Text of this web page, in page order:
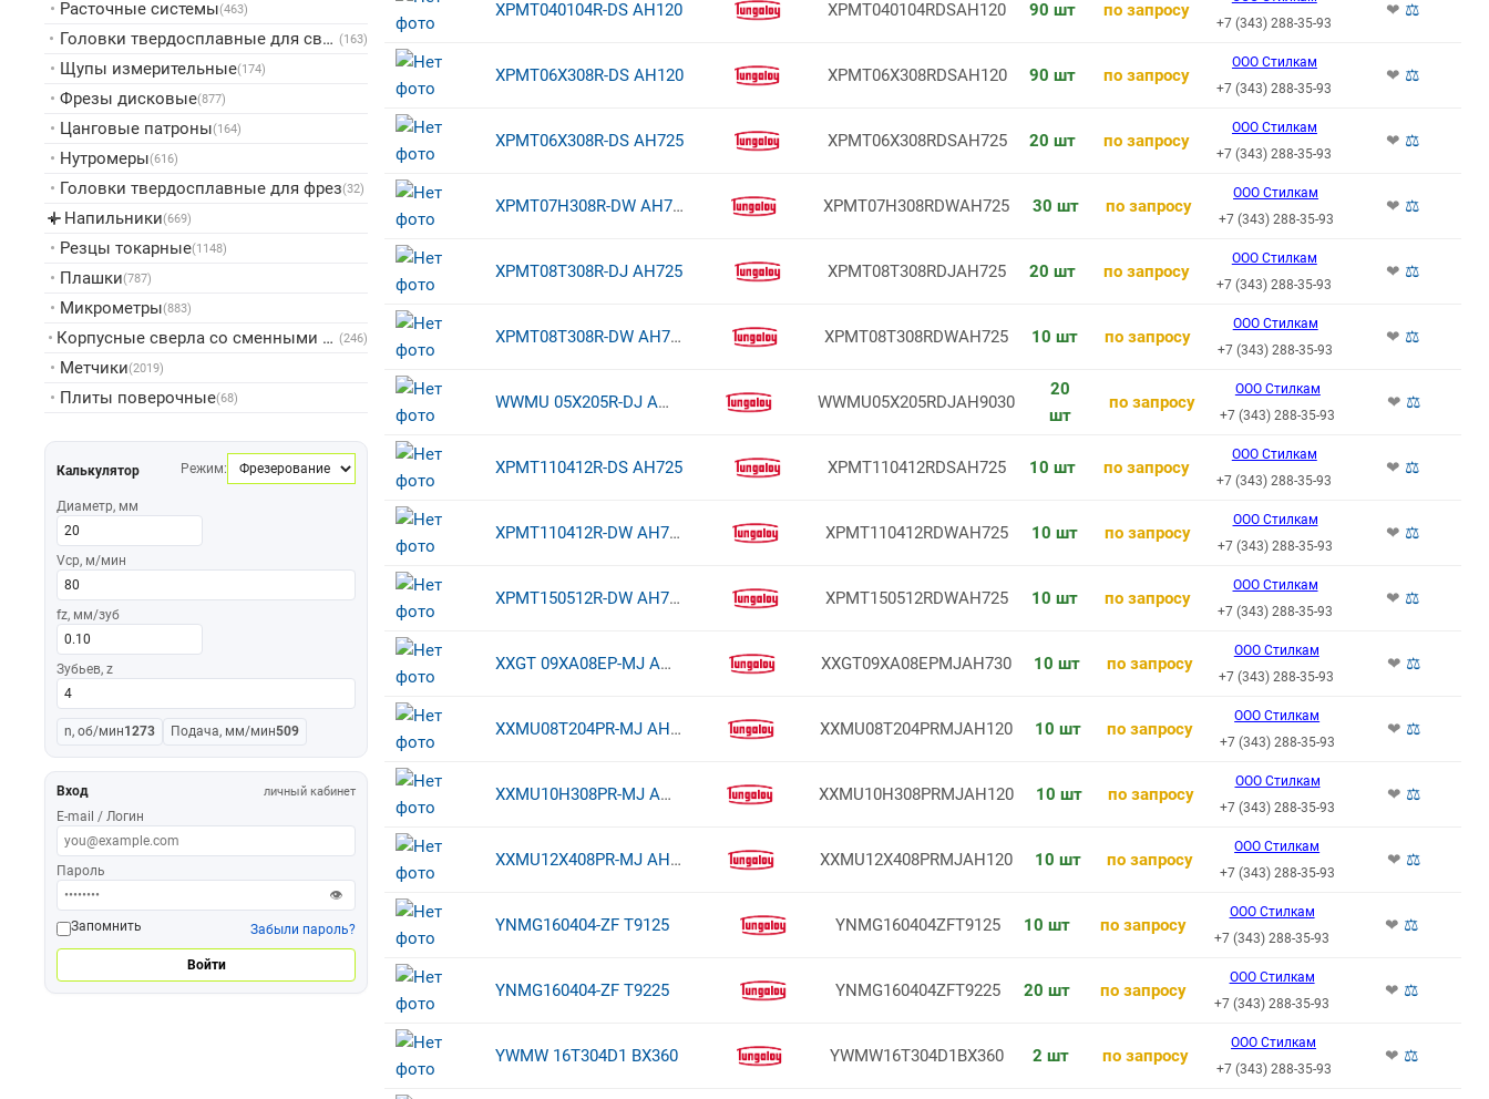
• Расточные системы(463)
• Головки твердосплавные для сверл (163)
• Щупы измерительные(174)
• Фрезы дисковые(877)
• Цанговые патроны(164)
• Нутромеры(616)
• Головки твердосплавные для фрез(32)
▸ Напильники(669)
• Резцы токарные(1148)
• Плашки(787)
• Микрометры(883)
• Корпусные сверла со сменными пластинами (246)
• Метчики(2019)
• Плиты поверочные(68)
Калькулятор Режим:
Диаметр, мм
Vср, м/мин
fz, мм/зуб
Зубьев, z
n, об/мин1273 Подача, мм/мин509
Вход личный кабинет
E-mail / Логин
Пароль
👁
Запомнить
Забыли пароль?
Войти
XPMT040104R-DS AH120 XPMT040104RDSAH120 90 шт по запросу
+7 (343) 288-35-93
❤ ⚖
XPMT06X308R-DS AH120 XPMT06X308RDSAH120 90 шт по запросу
ООО Стилкам
+7 (343) 288-35-93
❤ ⚖
XPMT06X308R-DS AH725 XPMT06X308RDSAH725 20 шт по запросу
ООО Стилкам
+7 (343) 288-35-93
❤ ⚖
XPMT07H308R-DW AH725 XPMT07H308RDWAH725 30 шт по запросу
ООО Стилкам
+7 (343) 288-35-93
❤ ⚖
XPMT08T308R-DJ AH725 XPMT08T308RDJAH725 20 шт по запросу
ООО Стилкам
+7 (343) 288-35-93
❤ ⚖
XPMT08T308R-DW AH725 XPMT08T308RDWAH725 10 шт по запросу
ООО Стилкам
+7 (343) 288-35-93
❤ ⚖
WWMU 05X205R-DJ AH9030 WWMU05X205RDJAH9030
20
шт
по запросу
ООО Стилкам
+7 (343) 288-35-93
❤ ⚖
XPMT110412R-DS AH725 XPMT110412RDSAH725 10 шт по запросу
ООО Стилкам
+7 (343) 288-35-93
❤ ⚖
XPMT110412R-DW AH725 XPMT110412RDWAH725 10 шт по запросу
ООО Стилкам
+7 (343) 288-35-93
❤ ⚖
XPMT150512R-DW AH725 XPMT150512RDWAH725 10 шт по запросу
ООО Стилкам
+7 (343) 288-35-93
❤ ⚖
XXGT 09XA08EP-MJ AH730 XXGT09XA08EPMJAH730 10 шт по запросу
ООО Стилкам
+7 (343) 288-35-93
❤ ⚖
XXMU08T204PR-MJ AH120 XXMU08T204PRMJAH120 10 шт по запросу
ООО Стилкам
+7 (343) 288-35-93
❤ ⚖
XXMU10H308PR-MJ AH120 XXMU10H308PRMJAH120 10 шт по запросу
ООО Стилкам
+7 (343) 288-35-93
❤ ⚖
XXMU12X408PR-MJ AH120 XXMU12X408PRMJAH120 10 шт по запросу
ООО Стилкам
+7 (343) 288-35-93
❤ ⚖
YNMG160404-ZF T9125 YNMG160404ZFT9125 10 шт по запросу
ООО Стилкам
+7 (343) 288-35-93
❤ ⚖
YNMG160404-ZF T9225 YNMG160404ZFT9225 20 шт по запросу
ООО Стилкам
+7 (343) 288-35-93
❤ ⚖
YWMW 16T304D1 BX360 YWMW16T304D1BX360 2 шт по запросу
ООО Стилкам
+7 (343) 288-35-93
❤ ⚖